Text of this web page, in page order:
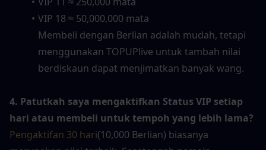
VIP 18 ≈ 50,000,000 mata
Membeli dengan Berlian adalah mudah, tetapi
menggunakan TOPUPlive untuk tambah nilai
berdiskaun dapat menjimatkan banyak wang.
4. Patutkah saya mengaktifkan Status VIP setiap
hari atau membeli untuk tempoh yang lebih lama?
Pengaktifan 30 hari(10,000 Berlian) biasanya